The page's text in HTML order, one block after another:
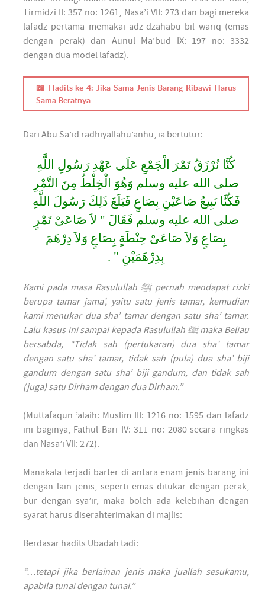
Tirmidzi II: 357 no: 1261, Nasa’i VII: 273 dan bagi mereka
lafadz pertama memakai adz-dzahabu bil wariq (emas
dengan perak) dan Aunul Ma’bud IX: 197 no: 3332
dengan dua model lafadz).
📖 Hadits ke-4: Jika Sama Jenis Barang Ribawi Harus
Sama Beratnya
Dari Abu Sa’id radhiyallahu’anhu, ia bertutur:
كُنَّا نُرْزَقُ تَمْرَ الْجَمْعِ عَلَى عَهْدِ رَسُولِ اللَّهِ
صلى الله عليه وسلم وَهُوَ الْخِلْطُ مِنَ التَّمْرِ
فَكُنَّا نَبِيعُ صَاعَيْنِ بِصَاعٍ فَبَلَغَ ذَلِكَ رَسُولَ اللَّهِ
صلى الله عليه وسلم فَقَالَ ‏"‏ لاَ صَاعَىْ تَمْرٍ
بِصَاعٍ وَلاَ صَاعَىْ حِنْطَةٍ بِصَاعٍ وَلاَ دِرْهَمَ
بِدِرْهَمَيْنِ ‏"‏ ‏.‏
Kami pada masa Rasulullah ﷺ pernah mendapat rizki
berupa tamar jama’, yaitu satu jenis tamar, kemudian
kami menukar dua sha’ tamar dengan satu sha’ tamar.
Lalu kasus ini sampai kepada Rasulullah ﷺ maka Beliau
bersabda, “Tidak sah (pertukaran) dua sha’ tamar
dengan satu sha’ tamar, tidak sah (pula) dua sha’ biji
gandum dengan satu sha’ biji gandum, dan tidak sah
(juga) satu Dirham dengan dua Dirham.”
(Muttafaqun ’alaih: Muslim III: 1216 no: 1595 dan lafadz
ini baginya, Fathul Bari IV: 311 no: 2080 secara ringkas
dan Nasa’i VII: 272).
Manakala terjadi barter di antara enam jenis barang ini
dengan lain jenis, seperti emas ditukar dengan perak,
bur dengan sya’ir, maka boleh ada kelebihan dengan
syarat harus diserahterimakan di majlis:
Berdasar hadits Ubadah tadi:
“…tetapi jika berlainan jenis maka juallah sesukamu,
apabila tunai dengan tunai.”